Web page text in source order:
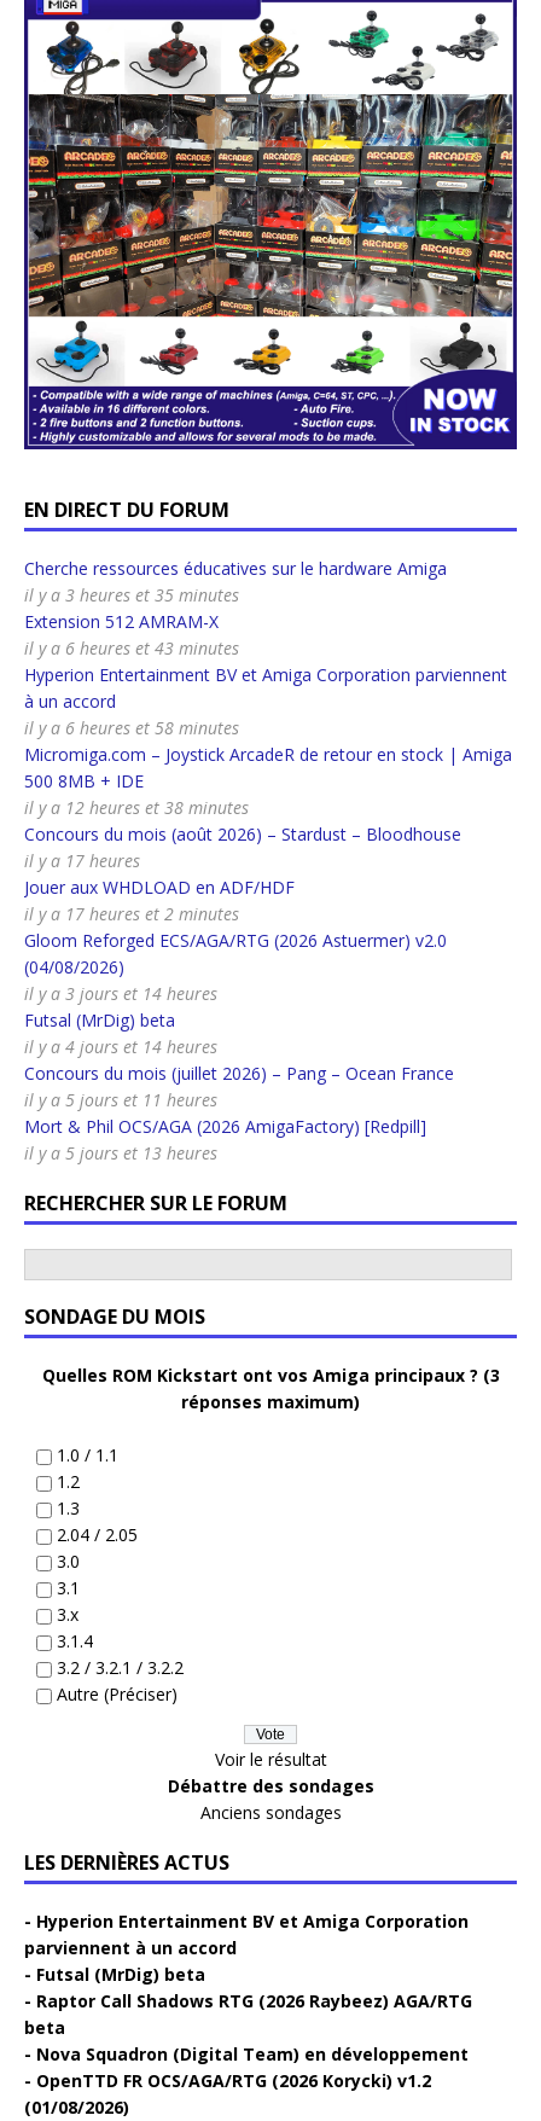
EN DIRECT DU FORUM
Cherche ressources éducatives sur le hardware Amiga
il y a 3 heures et 35 minutes
Extension 512 AMRAM-X
il y a 6 heures et 43 minutes
Hyperion Entertainment BV et Amiga Corporation parviennent
à un accord
il y a 6 heures et 58 minutes
Micromiga.com – Joystick ArcadeR de retour en stock | Amiga
500 8MB + IDE
il y a 12 heures et 38 minutes
Concours du mois (août 2026) – Stardust – Bloodhouse
il y a 17 heures
Jouer aux WHDLOAD en ADF/HDF
il y a 17 heures et 2 minutes
Gloom Reforged ECS/AGA/RTG (2026 Astuermer) v2.0
(04/08/2026)
il y a 3 jours et 14 heures
Futsal (MrDig) beta
il y a 4 jours et 14 heures
Concours du mois (juillet 2026) – Pang – Ocean France
il y a 5 jours et 11 heures
Mort & Phil OCS/AGA (2026 AmigaFactory) [Redpill]
il y a 5 jours et 13 heures
RECHERCHER SUR LE FORUM
SONDAGE DU MOIS
Quelles ROM Kickstart ont vos Amiga principaux ? (3
réponses maximum)
1.0 / 1.1
1.2
1.3
2.04 / 2.05
3.0
3.1
3.x
3.1.4
3.2 / 3.2.1 / 3.2.2
Autre (Préciser)
Voir le résultat
Débattre des sondages
Anciens sondages
LES DERNIÈRES ACTUS
Hyperion Entertainment BV et Amiga Corporation
parviennent à un accord
Futsal (MrDig) beta
Raptor Call Shadows RTG (2026 Raybeez) AGA/RTG
beta
Nova Squadron (Digital Team) en développement
OpenTTD FR OCS/AGA/RTG (2026 Korycki) v1.2
(01/08/2026)